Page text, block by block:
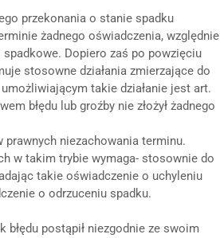
przekonania o stanie spadku
żadnego oświadczenia, względnie
spadkowe. Dopiero zaś po powzięciu
stosowne działania zmierzające do
takie działanie jest art.
błędu lub groźby nie złożył żadnego
niezachowania terminu.
w takim trybie wymaga- stosownie do
takie oświadczenie o uchyleniu
o odrzuceniu spadku.
postąpił niezgodnie ze swoim